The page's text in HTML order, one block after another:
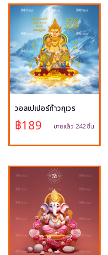
วอลเปเปอร์ท้าวกุเวร
฿189 ขายแล้ว 242 ชิ้น